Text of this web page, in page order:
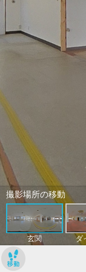
撮影場所の移動
玄関 ダ